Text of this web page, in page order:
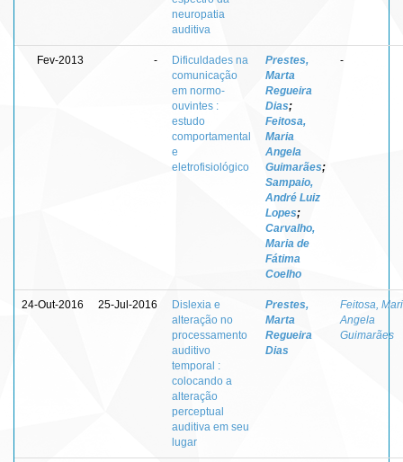
neuropatia
auditiva
Fev-2013 -
Dificuldades na
comunicação
em normo-
ouvintes :
estudo
comportamental
e
eletrofisiológico
Prestes,
Marta
Regueira
Dias;
Feitosa,
Maria
Angela
Guimarães;
Sampaio,
André Luiz
Lopes;
Carvalho,
Maria de
Fátima
Coelho
-
24-Out-2016 25-Jul-2016
Dislexia e
alteração no
processamento
auditivo
temporal :
colocando a
alteração
perceptual
auditiva em seu
lugar
Prestes,
Marta
Regueira
Dias
Feitosa,
Angela
Guimarães